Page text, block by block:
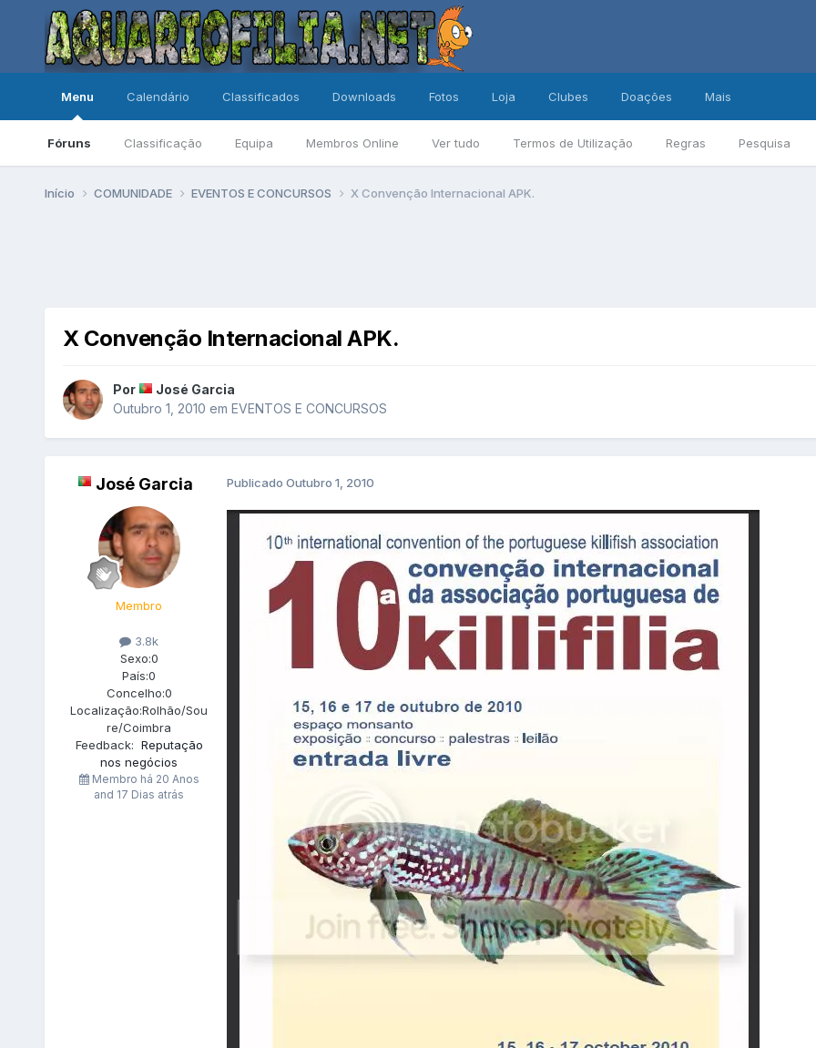
Menu
Fóruns Classificação Equipa Membros Online Ver tudo Termos de Utilização Regras Pesquisa
Calendário Classificados Downloads Fotos Loja Clubes Doações Mais
Início COMUNIDADE EVENTOS E CONCURSOS X Convenção Internacional APK.
X Convenção Internacional APK.
Por
José Garcia
Outubro 1, 2010 em EVENTOS E CONCURSOS
José Garcia
Membro
3.8k
Sexo:0
País:0
Concelho:0
Localização:Rolhão/Sou
re/Coimbra
Feedback: Reputação
nos negócios
Membro há 20 Anos
and 17 Dias atrás
Publicado Outubro 1, 2010